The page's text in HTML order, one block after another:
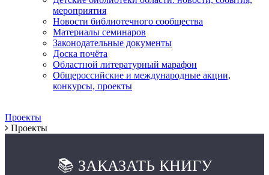
мероприятия
Новости библиотечного сообщества
Материалы семинаров
Законодательные документы
Доска почёта
Областной литературный марафон
Общероссийские и международные акции,
конкурсы, проекты
Проекты
Проекты
📚 ЗАКАЗАТЬ КНИГУ